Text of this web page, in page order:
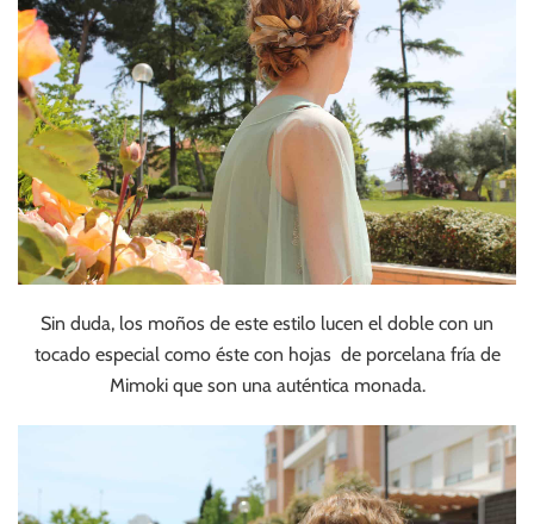
Sin duda, los moños de este estilo lucen el doble con un
tocado especial como éste con hojas de porcelana fría de
Mimoki que son una auténtica monada.